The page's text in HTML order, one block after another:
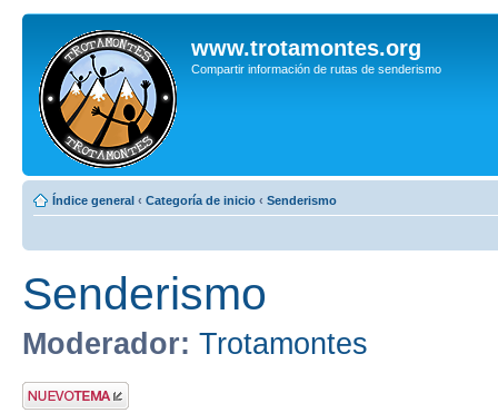
www.trotamontes.org
Compartir información de rutas de senderismo
Índice general ‹ Categoría de inicio ‹ Senderismo
Senderismo
Moderador: Trotamontes
Publicar un nuevo
tema